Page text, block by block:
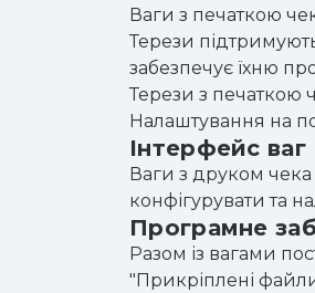
Ваги з печаткою
Терези
забезпечує їхню
Терези з печаткою
Налаштування на
Інтерфейс ваг
Ваги з друком
конфігурувати та
Програмне
Разом із вагами
"Прикріплені